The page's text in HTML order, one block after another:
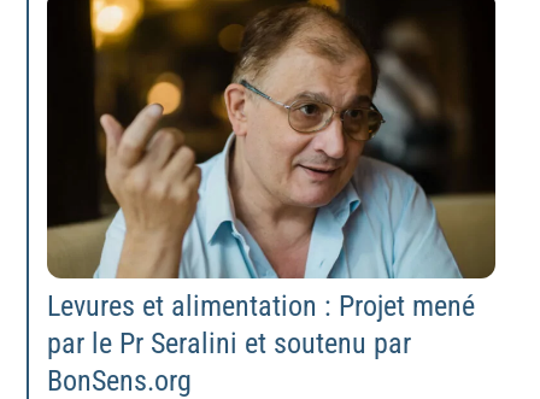
Levures et alimentation : Projet mené
par le Pr Seralini et soutenu par
BonSens.org